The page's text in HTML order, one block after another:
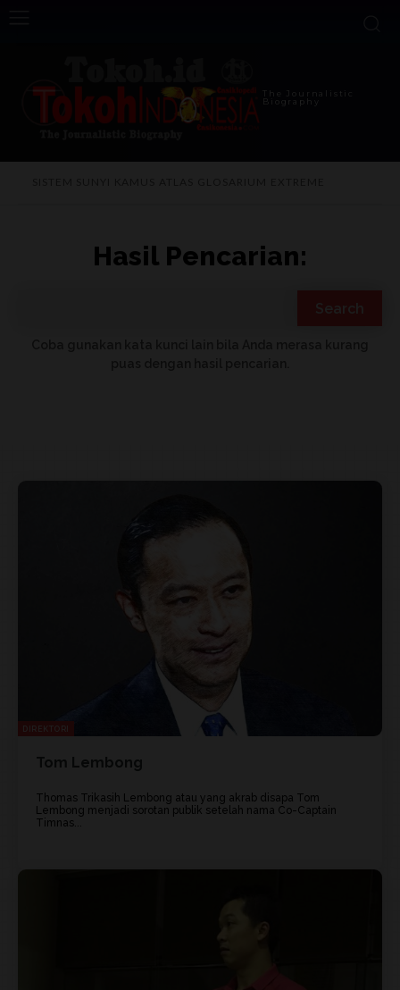
The Journalistic
Biography
Hasil Pencarian:
DIREKTORI
Tom Lembong
Thomas Trikasih Lembong atau yang akrab disapa Tom
Lembong menjadi sorotan publik setelah nama Co-Captain
Timnas...